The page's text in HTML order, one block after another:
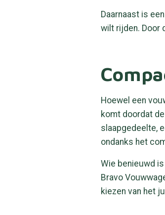
Daarnaast is
wilt rijden. Door
Hoewel een
komt doordat
slaapgedeelte,
ondanks het
Wie benieuwd
Bravo
kiezen van het